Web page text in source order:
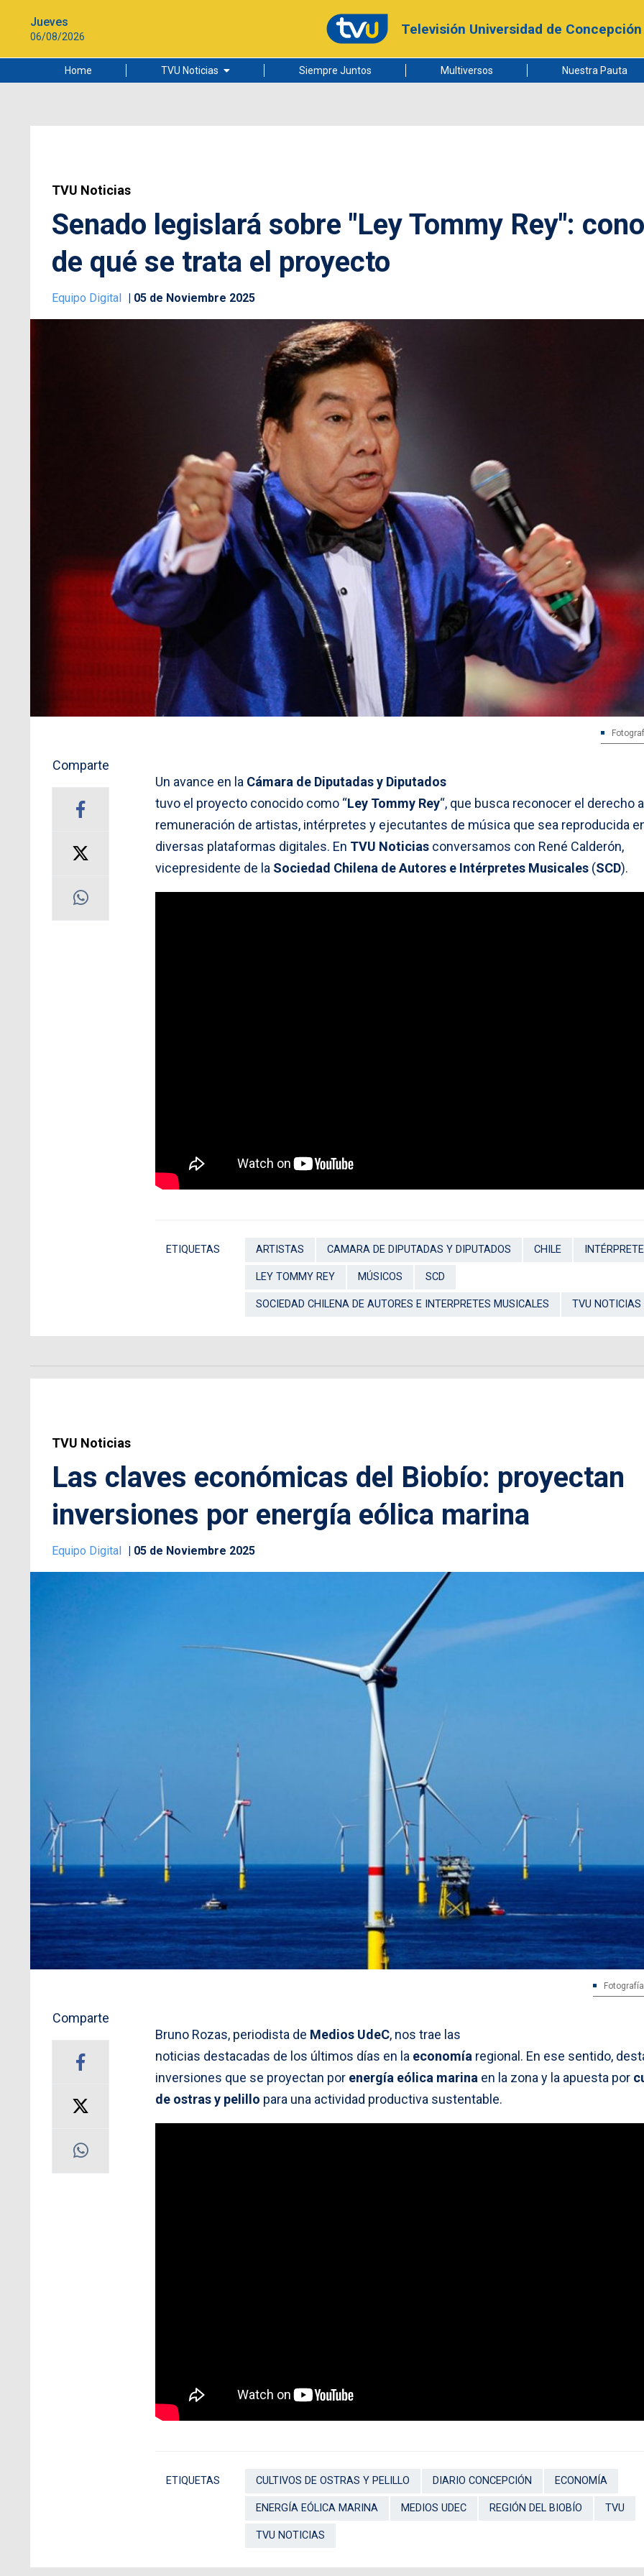
Jueves
06/08/2026 Televisión Universidad de Concepción
Home TVU Noticias
Ciudad
Siempre Juntos Multiversos Nuestra Pauta
TVU Noticias
Senado legislará sobre "Ley Tommy Rey":
de qué se trata el proyecto
Equipo Digital 05 de Noviembre 2025
Comparte
Un avance en la Cámara de Diputadas y Diputados
tuvo el proyecto conocido como “Ley Tommy Rey“, que busca reconocer el derecho a
remuneración de artistas, intérpretes y ejecutantes de música que sea reproducida
diversas plataformas digitales. En TVU Noticias conversamos con René Calderón,
vicepresidente de la Sociedad Chilena de Autores e Intérpretes Musicales (SCD).
ETIQUETAS ARTISTAS CAMARA DE DIPUTADAS Y DIPUTADOS CHILE
LEY TOMMY REY MÚSICOS SCD
SOCIEDAD CHILENA DE AUTORES E INTERPRETES MUSICALES TVU NOTICIAS
TVU Noticias
Las claves económicas del Biobío: proyectan
inversiones por energía eólica marina
Equipo Digital 05 de Noviembre 2025
Comparte
Bruno Rozas, periodista de Medios UdeC, nos trae las
noticias destacadas de los últimos días en la economía regional. En ese sentido,
inversiones que se proyectan por energía eólica marina en la zona y la apuesta por
de ostras y pelillo para una actividad productiva sustentable.
ETIQUETAS CULTIVOS DE OSTRAS Y PELILLO DIARIO CONCEPCIÓN ECONOMÍA
ENERGÍA EÓLICA MARINA MEDIOS UDEC REGIÓN DEL BIOBÍO TVU
TVU NOTICIAS